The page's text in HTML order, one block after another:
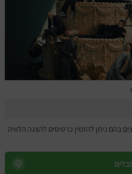
בהם ניתן להזמין כרטיסים להצגה הלוויה